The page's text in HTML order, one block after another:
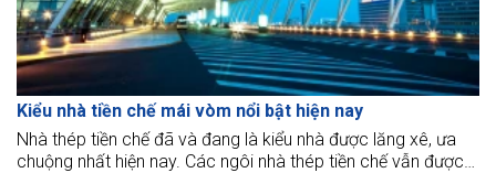
Kiểu nhà tiền chế mái vòm nổi bật hiện nay
Nhà thép tiền chế đã và đang là kiểu nhà được lăng xê, ưa
chuộng nhất hiện nay. Các ngôi nhà thép tiền chế vẫn được